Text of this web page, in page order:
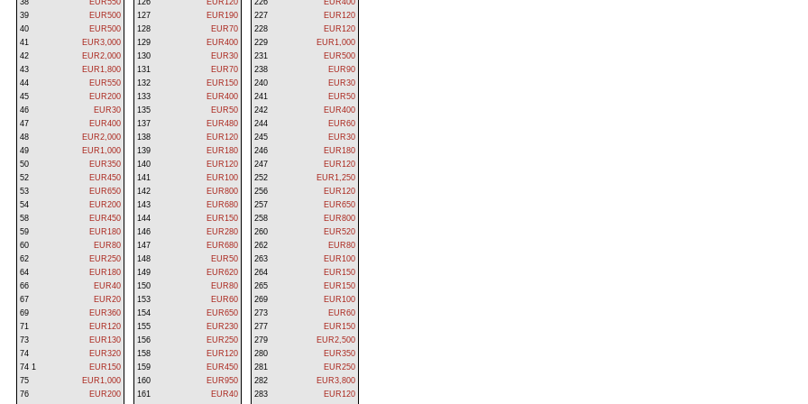
38
EUR550
39
EUR500
40
EUR500
41
EUR3,000
42
EUR2,000
43
EUR1,800
44
EUR550
45
EUR200
46
EUR30
47
EUR400
48
EUR2,000
49
EUR1,000
50
EUR350
52
EUR450
53
EUR650
54
EUR200
58
EUR450
59
EUR180
60
EUR80
62
EUR250
64
EUR180
66
EUR40
67
EUR20
69
EUR360
71
EUR120
73
EUR130
74
EUR320
74 1
EUR150
75
EUR1,000
76
EUR200
126
EUR120
127
EUR190
128
EUR70
129
EUR400
130
EUR30
131
EUR70
132
EUR150
133
EUR400
135
EUR50
137
EUR480
138
EUR120
139
EUR180
140
EUR120
141
EUR100
142
EUR800
143
EUR680
144
EUR150
146
EUR280
147
EUR680
148
EUR50
149
EUR620
150
EUR80
153
EUR60
154
EUR650
155
EUR230
156
EUR250
158
EUR120
159
EUR450
160
EUR950
161
EUR40
226
EUR400
227
EUR120
228
EUR120
229
EUR1,000
231
EUR500
238
EUR90
240
EUR30
241
EUR50
242
EUR400
244
EUR60
245
EUR30
246
EUR180
247
EUR120
252
EUR1,250
256
EUR120
257
EUR650
258
EUR800
260
EUR520
262
EUR80
263
EUR100
264
EUR150
265
EUR150
269
EUR100
273
EUR60
277
EUR150
279
EUR2,500
280
EUR350
281
EUR250
282
EUR3,800
283
EUR120